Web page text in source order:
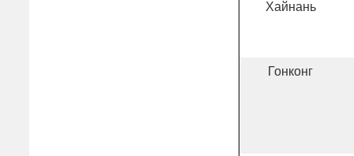
Хайнань
Гонконг